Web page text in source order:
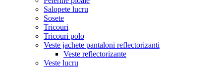
Salopete lucru
Sosete
Tricouri
Tricouri polo
Veste jachete pantaloni reflectorizanti
Veste reflectorizante
Veste lucru